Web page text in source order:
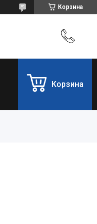
Корзина
Корзина